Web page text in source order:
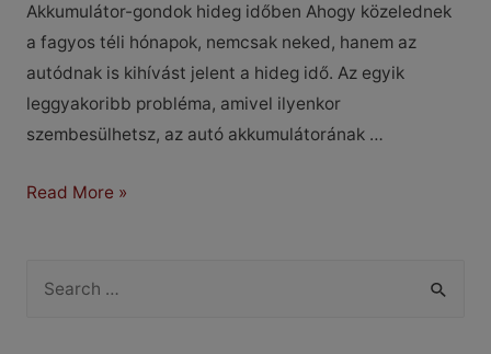
Akkumulátor-gondok hideg időben Ahogy közelednek
a fagyos téli hónapok, nemcsak neked, hanem az
autódnak is kihívást jelent a hideg idő. Az egyik
leggyakoribb probléma, amivel ilyenkor
szembesülhetsz, az autó akkumulátorának …
Akkumulátor-
időben
Read More »